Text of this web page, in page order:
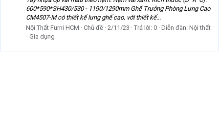
600*590*SH430/530 - 1190/1290mm Ghế Trưởng Phòng Lưng Cao
CM4507-M có thiết kế lưng ghế cao, với thiết kế...
Nội Thất Furni HCM
Chủ đề 2/11/23 Trả lời: 0 Diễn đàn: Nội thất
- Gia dụng